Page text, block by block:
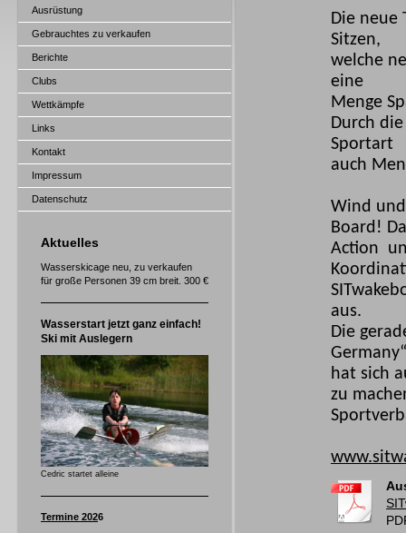
Ausrüstung
Gebrauchtes zu verkaufen
Berichte
Clubs
Wettkämpfe
Links
Kontakt
Impressum
Datenschutz
Aktuelles
Wasserskicage neu, zu verkaufen
für große Personen 39 cm breit. 300 €
Wasserstart jetzt ganz einfach!
Ski mit Auslegern
Cedric startet alleine
Termine 2026
Die neue
Sitzen,
welche
eine
Menge
Durch
Sportart
auch
Wind
Board!
Action
aus.
Die
hat sich
zu